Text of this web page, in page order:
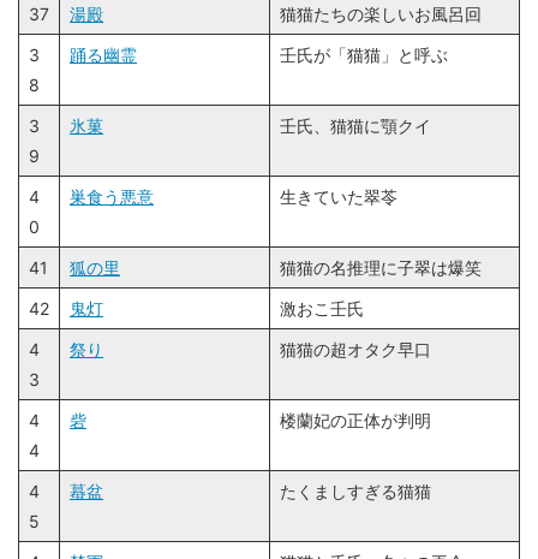
37 湯殿
猫猫たちの楽しいお風呂回
3
8
踊る幽霊 壬氏が「猫猫」と呼ぶ
3
9
氷菓 壬氏、猫猫に顎クイ
4
0
巣食う悪意 生きていた翠苓
41 狐の里
猫猫の名推理に子翠は爆笑
42
鬼灯
激おこ壬氏
4
3
祭り 猫猫の超オタク早口
4
4
砦 楼蘭妃の正体が判明
4
5
蟇盆 たくましすぎる猫猫